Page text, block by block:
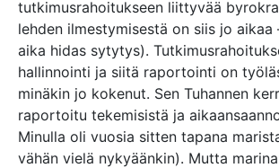
tutkimusrahoitukseen liittyvää
lehden ilmestymisestä on siis jo aikaa
aika hidas sytytys).
hallinnointi ja siitä raportointi on
minäkin jo kokenut. Sen Tuhannen
raportoitu tekemisistä ja
Minulla oli vuosia sitten tapana
vähän vielä nykyäänkin). Mutta